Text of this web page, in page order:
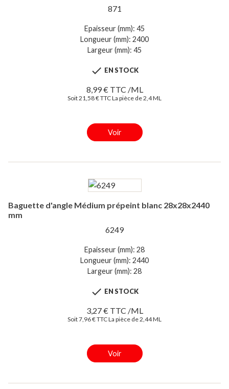
871
Epaisseur (mm): 45
Longueur (mm): 2400
Largeur (mm): 45
 EN STOCK
8,99 € TTC /ML
Soit 21,58 € TTC La pièce de 2,4 ML
Voir
Baguette d'angle Médium prépeint blanc 28x28x2440
mm
6249
Epaisseur (mm): 28
Longueur (mm): 2440
Largeur (mm): 28
 EN STOCK
3,27 € TTC /ML
Soit 7,96 € TTC La pièce de 2,44 ML
Voir